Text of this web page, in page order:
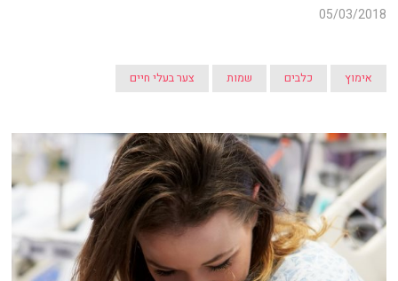
05/03/2018
אימוץ כלבים שמות צער בעלי חיים